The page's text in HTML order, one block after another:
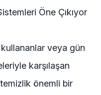
Öne Çıkıyor
veya gün
karşılaşan
temizlik önemli bir